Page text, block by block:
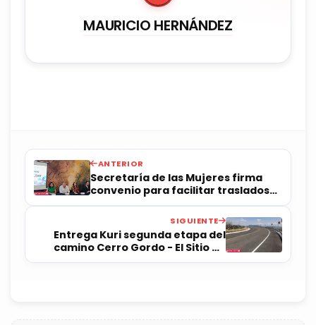
MAURICIO HERNÁNDEZ
ANTERIOR
Secretaría de las Mujeres firma
convenio para facilitar traslados
seguros
SIGUIENTE
Entrega Kuri segunda etapa del
camino Cerro Gordo - El Sitio en
SJR